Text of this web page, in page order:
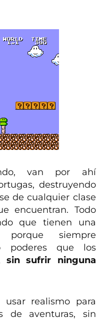
van por ahí
destruyendo
de cualquier clase
encuentran. Todo
que tienen una
porque siempre
poderes que los
sin sufrir ninguna
realismo para
de aventuras, sin